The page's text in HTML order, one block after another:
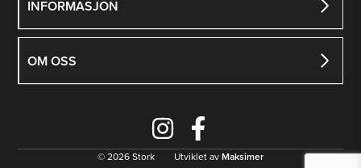
INFORMASJON
OM OSS
© 2026 Stork Utviklet avMaksimer